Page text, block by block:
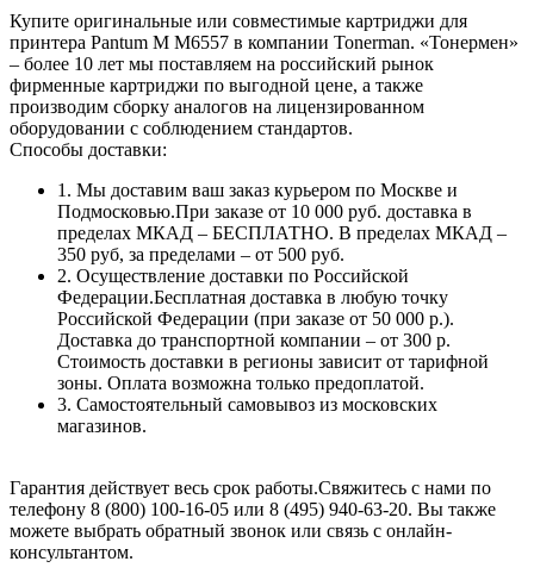
Купите оригинальные или совместимые картриджи для
принтера Pantum M M6557 в компании Tonerman. «Тонермен»
– более 10 лет мы поставляем на российский рынок
фирменные картриджи по выгодной цене, а также
производим сборку аналогов на лицензированном
оборудовании с соблюдением стандартов.
Способы доставки:
1. Мы доставим ваш заказ курьером по Москве и
Подмосковью.При заказе от 10 000 руб. доставка в
пределах МКАД – БЕСПЛАТНО. В пределах МКАД –
350 руб, за пределами – от 500 руб.
2. Осуществление доставки по Российской
Федерации.Бесплатная доставка в любую точку
Российской Федерации (при заказе от 50 000 р.).
Доставка до транспортной компании – от 300 р.
Стоимость доставки в регионы зависит от тарифной
зоны. Оплата возможна только предоплатой.
3. Самостоятельный самовывоз из московских
магазинов.
Гарантия действует весь срок работы.Свяжитесь с нами по
телефону 8 (800) 100-16-05 или 8 (495) 940-63-20. Вы также
можете выбрать обратный звонок или связь с онлайн-
консультантом.